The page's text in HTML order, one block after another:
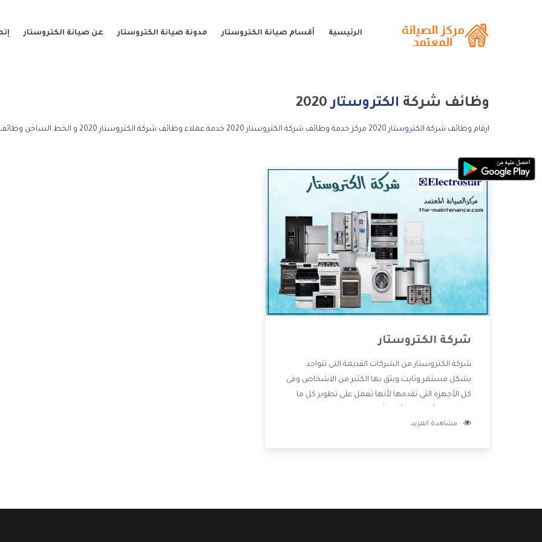
الرئيسية أقسام صيانة الكتروستار مدونة صيانة الكتروستار عن صيانة الكتروستار
وظائف شركة الكتروستار2020
ارقام وظائف شركة الكتروستار
شركة الكتروستار
شركة الكتروستار من الشركات القديمة التى تتواجد
بشكل مستمر وثابت ويثق بها الكثير من الاشخاص وفى
كل الأجهزة التى تقدمها لأنها تعمل على تطوير كل ما
أفضل خدمات ما بعد البيع مع المنتجات وتقدم للعملاء
مشاهدة المزيد